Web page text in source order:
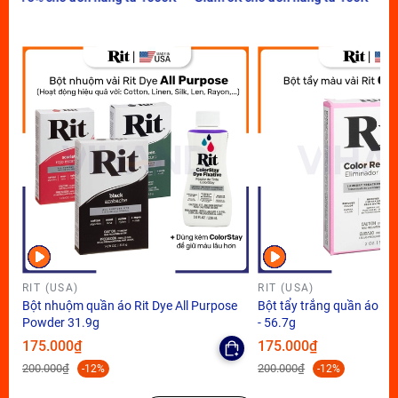
RIT (USA)
Bột nhuộm quần áo Rit Dye All Purpose
Powder 31.9g
175.000₫
200.000₫ -12%
RIT (USA)
Bột tẩy trắng quần áo
- 56.7g
175.000₫
200.000₫ -12%